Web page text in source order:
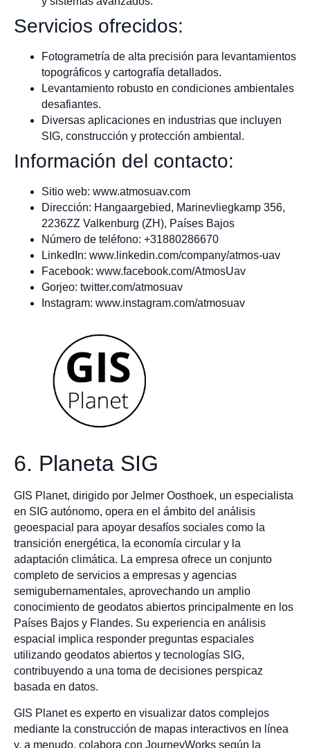
Servicios ofrecidos:
Fotogrametría de alta precisión para levantamientos
topográficos y cartografía detallados.
Levantamiento robusto en condiciones ambientales
desafiantes.
Diversas aplicaciones en industrias que incluyen
SIG, construcción y protección ambiental.
Información del contacto:
Sitio web: www.atmosuav.com
Dirección: Hangaargebied, Marinevliegkamp 356,
2236ZZ Valkenburg (ZH), Países Bajos
Número de teléfono: +31880286670
LinkedIn: www.linkedin.com/company/atmos-uav
Facebook: www.facebook.com/AtmosUav
Gorjeo: twitter.com/atmosuav
Instagram: www.instagram.com/atmosuav
6. Planeta SIG
GIS Planet, dirigido por Jelmer Oosthoek, un especialista
en SIG autónomo, opera en el ámbito del análisis
geoespacial para apoyar desafíos sociales como la
transición energética, la economía circular y la
adaptación climática. La empresa ofrece un conjunto
completo de servicios a empresas y agencias
semigubernamentales, aprovechando un amplio
conocimiento de geodatos abiertos principalmente en los
Países Bajos y Flandes. Su experiencia en análisis
espacial implica responder preguntas espaciales
utilizando geodatos abiertos y tecnologías SIG,
contribuyendo a una toma de decisiones perspicaz
basada en datos.
GIS Planet es experto en visualizar datos complejos
mediante la construcción de mapas interactivos en línea
y, a menudo, colabora con JourneyWorks según la